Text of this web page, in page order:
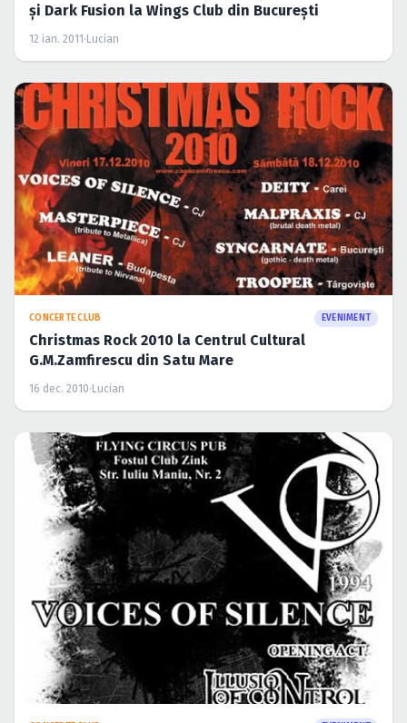
şi Dark Fusion la Wings Club din Bucureşti
12 ian. 2011·Lucian
CONCERTE CLUB EVENIMENT
Christmas Rock 2010 la Centrul Cultural
G.M.Zamfirescu din Satu Mare
16 dec. 2010·Lucian